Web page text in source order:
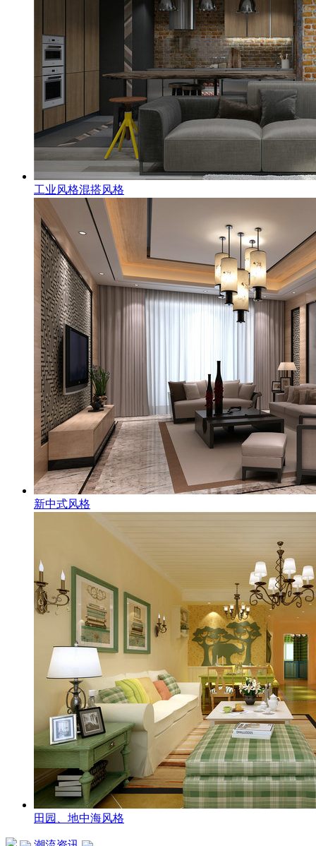
工业风格混搭风格
新中式风格
田园、地中海风格